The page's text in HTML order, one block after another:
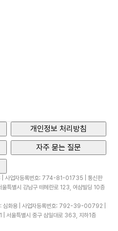
개인정보 처리방침
자주 묻는 질문
| 사업자등록번호: 774-81-01735 | 통신판
특별시 강남구 테헤란로 123, 여삼빌딩 10층
: 심화용 | 사업자등록번호: 792-39-00792 |
서울특별시 중구 삼일대로 363, 지하1층